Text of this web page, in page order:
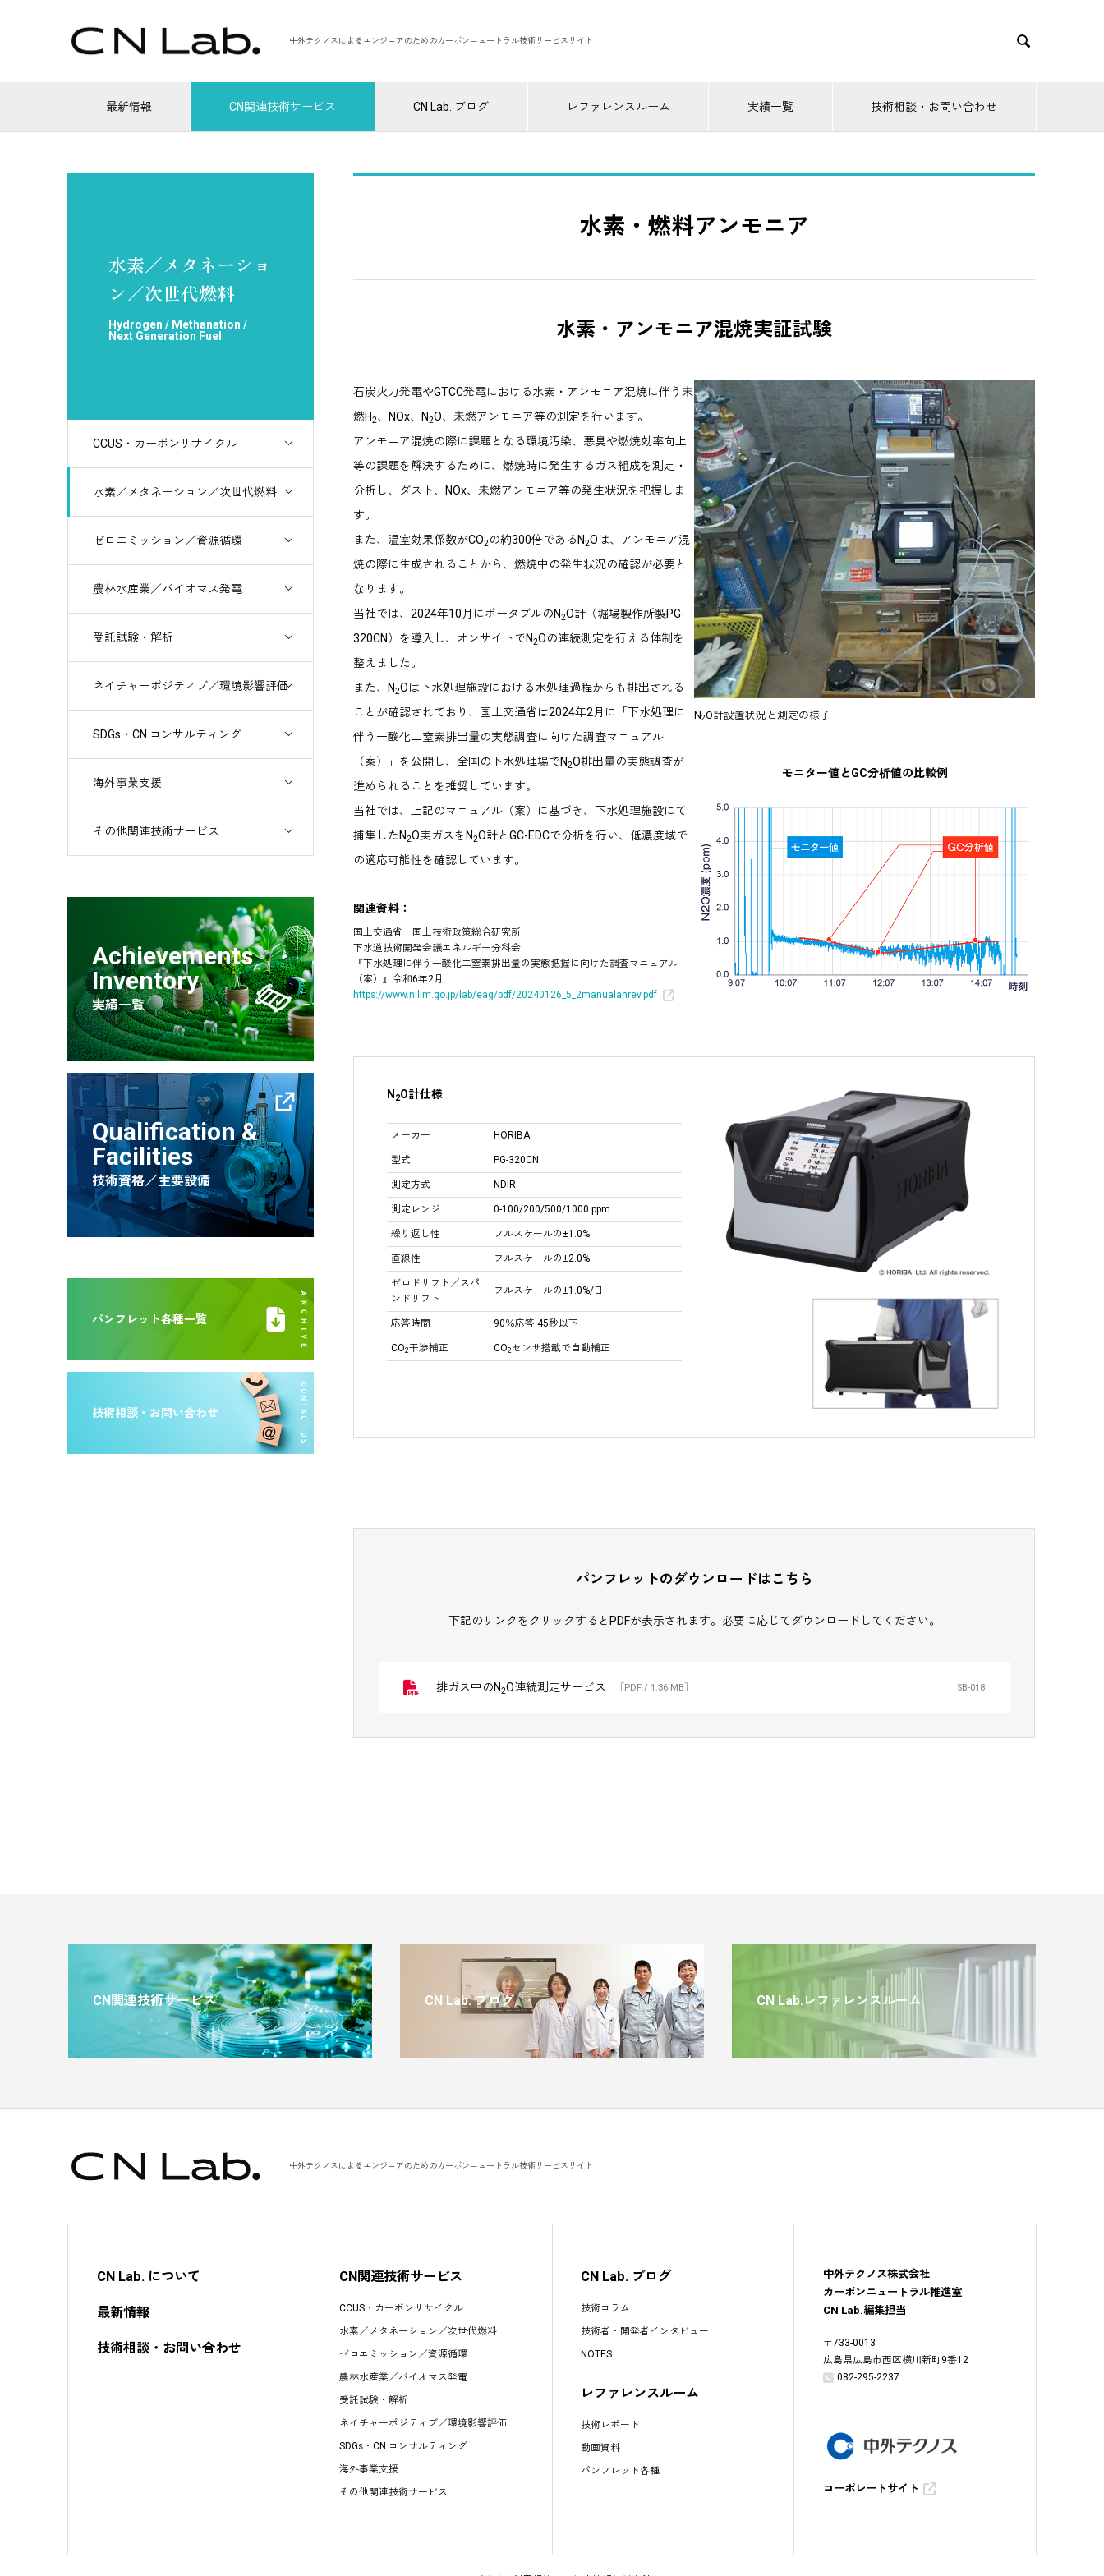
中外テクノスによるエンジニアのためのカーボンニュートラル技術サービスサイト 
最新情報 CN関連技術サービス CN Lab. ブログ レファレンスルーム 実績一覧 技術相談・お問い合わせ
水素／メタネーショ
ン／次世代燃料
Hydrogen / Methanation /
Next Generation Fuel
CCUS・カーボンリサイクル
水素／メタネーション／次世代燃料
ゼロエミッション／資源循環
農林水産業／バイオマス発電
受託試験・解析
ネイチャーポジティブ／環境影響評価
SDGs・CN コンサルティング
海外事業支援
その他関連技術サービス
水素・燃料アンモニア
水素・アンモニア混焼実証試験
石炭火力発電やGTCC発電における水素・アンモニア混焼に伴う未
燃H2、NOx、N2O、未燃アンモニア等の測定を行います。
アンモニア混焼の際に課題となる環境汚染、悪臭や燃焼効率向上
等の課題を解決するために、燃焼時に発生するガス組成を測定・
分析し、ダスト、NOx、未燃アンモニア等の発生状況を把握しま
す。
また、温室効果係数がCO2の約300倍であるN2Oは、アンモニア混
焼の際に生成されることから、燃焼中の発生状況の確認が必要と
なります。
当社では、2024年10月にポータブルのN2O計（堀場製作所製PG-
320CN）を導入し、オンサイトでN2Oの連続測定を行える体制を
整えました。
また、N2Oは下水処理施設における水処理過程からも排出される
ことが確認されており、国土交通省は2024年2月に「下水処理に
伴う一酸化二窒素排出量の実態調査に向けた調査マニュアル
（案）」を公開し、全国の下水処理場でN2O排出量の実態調査が
進められることを推奨しています。
当社では、上記のマニュアル（案）に基づき、下水処理施設にて
捕集したN2O実ガスをN2O計とGC-EDCで分析を行い、低濃度域で
の適応可能性を確認しています。
関連資料：
国土交通省 国土技術政策総合研究所
下水道技術開発会議エネルギー分科会
『下水処理に伴う一酸化二窒素排出量の実態把握に向けた調査マニュアル
（案）』令和6年2月
https://www.nilim.go.jp/lab/eag/pdf/20240126_5_2manualanrev.pdf
N2O計設置状況と測定の様子
モニター値とGC分析値の比較例
N 2O計仕様
メーカー HORIBA
型式 PG-320CN
測定方式 NDIR
測定レンジ 0-100/200/500/1000 ppm
繰り返し性 フルスケールの±1.0%
直線性 フルスケールの±2.0%
ゼロドリフト／スパ
ンドリフト
フルスケールの±1.0%/日
応答時間 90％応答 45秒以下
CO2干渉補正 CO2センサ搭載で自動補正
パンフレットのダウンロードはこちら
下記のリンクをクリックするとPDFが表示されます。必要に応じてダウンロードしてください。
排ガス中のN2O連続測定サービス ［PDF / 1.36 MB］ SB-018
Achievements
Inventory
実績一覧
Qualification &
Facilities
技術資格／主要設備
パンフレット各種一覧
技術相談・お問い合わせ
CN関連技術サービス CN Lab. ブログ CN Lab.レファレンスルーム
中外テクノスによるエンジニアのためのカーボンニュートラル技術サービスサイト
CN Lab. について
最新情報
技術相談・お問い合わせ
CN関連技術サービス
CCUS・カーボンリサイクル
水素／ メタネーション／次世代燃料
ゼロエミッション／資源循環
農林水産業／バイオマス発電
受託試験・解析
ネイチャーポジティブ／環境影響評価
SDGs・CN コンサルティング
海外事業支援
その他関連技術サービス
CN Lab. ブログ
技術コラム
技術者・開発者インタビュー
NOTES
レファレンスルーム
技術レポート
動画資料
パンフレット各種
中外テクノス株式会社
カーボンニュートラル推進室
CN Lab.編集担当
〒733-0013
広島県広島市西区横川新町9番12
082-295-2237
コーポレートサイト